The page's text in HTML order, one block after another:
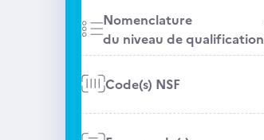
Nomenclature
du niveau de qualification
Code(s) NSF